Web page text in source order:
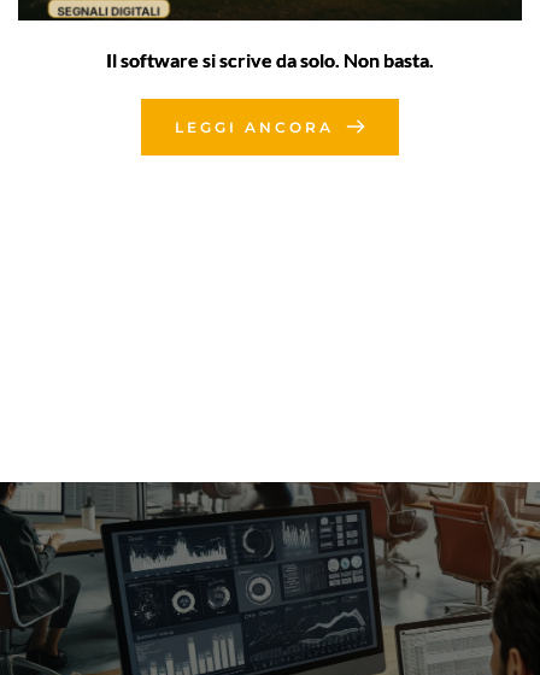
Il software si scrive da solo. Non basta.
LEGGI ANCORA